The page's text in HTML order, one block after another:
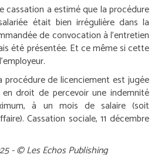
cassation a estimé que la procédure
était bien irrégulière dans la
de convocation à l’entretien
été présentée. Et ce même si cette
procédure de licenciement est jugée
droit de percevoir une indemnité
à un mois de salaire (soit
Cassation sociale, 11 décembre
- © Les Echos Publishing